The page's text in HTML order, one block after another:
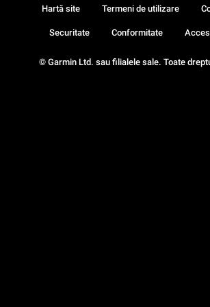
© Garmin Ltd. sau filialele sale. Toate
Hartă site Termeni de utilizare
Securitate Conformitate